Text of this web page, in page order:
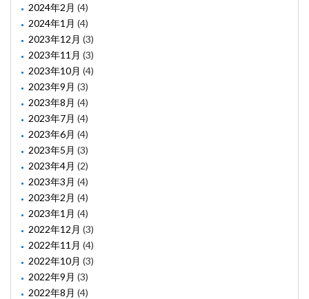
2024年2月 (4)
2024年1月 (4)
2023年12月 (3)
2023年11月 (3)
2023年10月 (4)
2023年9月 (3)
2023年8月 (4)
2023年7月 (4)
2023年6月 (4)
2023年5月 (3)
2023年4月 (2)
2023年3月 (4)
2023年2月 (4)
2023年1月 (4)
2022年12月 (3)
2022年11月 (4)
2022年10月 (3)
2022年9月 (3)
2022年8月 (4)